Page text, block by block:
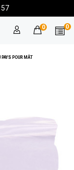
0 0
PAYS POUR MÂT